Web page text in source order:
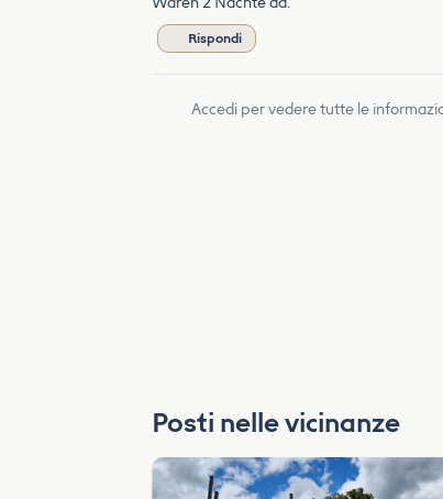
Rispondi
Accedi per vedere tutte le
Posti nelle vicinanze